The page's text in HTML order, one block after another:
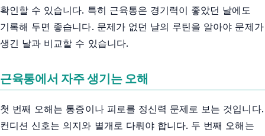
확인할 수 있습니다. 특히 근육통은 경기력이 좋았던 날에도
기록해 두면 좋습니다. 문제가 없던 날의 루틴을 알아야 문제가
생긴 날과 비교할 수 있습니다.
근육통에서 자주 생기는 오해
첫 번째 오해는 통증이나 피로를 정신력 문제로 보는 것입니다.
컨디션 신호는 의지와 별개로 다뤄야 합니다. 두 번째 오해는